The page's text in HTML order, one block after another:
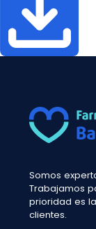
Somos
Trabajamos
prioridad es
clientes.